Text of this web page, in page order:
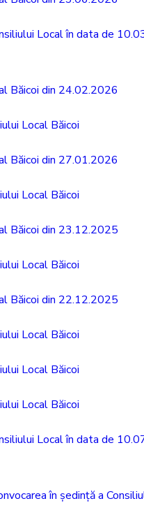
Local în data de
Băicoi din 24.02.2026
Local Băicoi
Băicoi din 27.01.2026
Local Băicoi
Băicoi din 23.12.2025
Local Băicoi
Băicoi din 22.12.2025
Local Băicoi
Local Băicoi
Local Băicoi
Local în data de
în ședință a